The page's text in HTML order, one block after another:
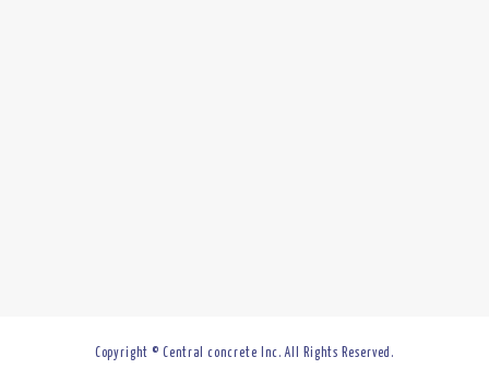
Copyright © Central concrete Inc. All Rights Reserved.